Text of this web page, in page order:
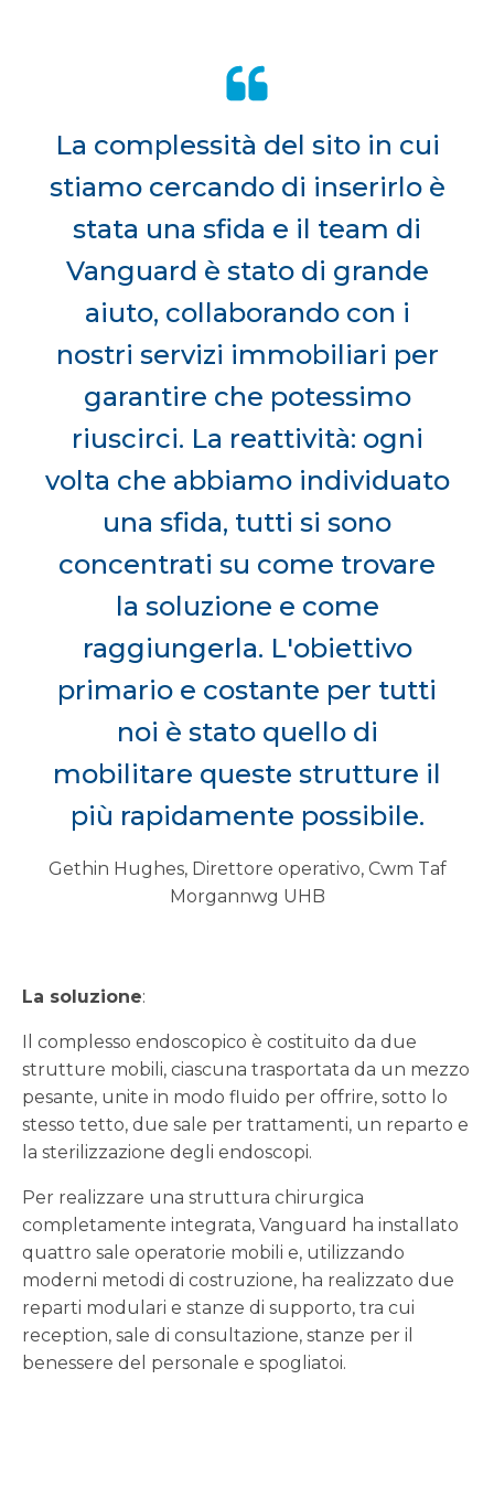
La complessità del sito in cui
stiamo cercando di inserirlo è
stata una sfida e il team di
Vanguard è stato di grande
aiuto, collaborando con i
nostri servizi immobiliari per
garantire che potessimo
riuscirci. La reattività: ogni
volta che abbiamo individuato
una sfida, tutti si sono
concentrati su come trovare
la soluzione e come
raggiungerla. L'obiettivo
primario e costante per tutti
noi è stato quello di
mobilitare queste strutture il
più rapidamente possibile.
Gethin Hughes, Direttore operativo, Cwm Taf
Morgannwg UHB
La soluzione:
Il complesso endoscopico è costituito da due
strutture mobili, ciascuna trasportata da un mezzo
pesante, unite in modo fluido per offrire, sotto lo
stesso tetto, due sale per trattamenti, un reparto e
la sterilizzazione degli endoscopi.
Per realizzare una struttura chirurgica
completamente integrata, Vanguard ha installato
quattro sale operatorie mobili e, utilizzando
moderni metodi di costruzione, ha realizzato due
reparti modulari e stanze di supporto, tra cui
reception, sale di consultazione, stanze per il
benessere del personale e spogliatoi.